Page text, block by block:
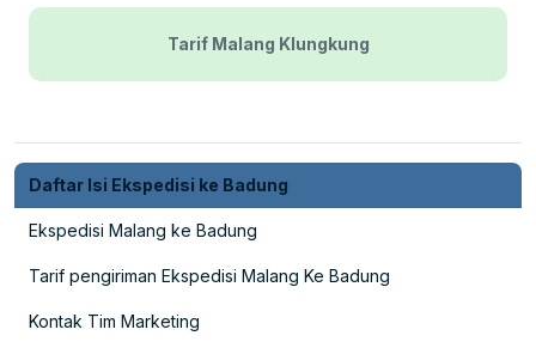
Tarif Malang Klungkung
Daftar Isi Ekspedisi ke Badung
Ekspedisi Malang ke Badung
Tarif pengiriman Ekspedisi Malang Ke Badung
Kontak Tim Marketing